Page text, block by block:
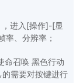
进入[操作]-[显
率、分辨率；
命召唤 黑色行动
需要对按键进行